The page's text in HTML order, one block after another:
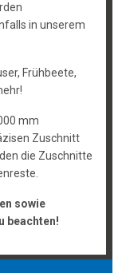
in unserem
Frühbeete,
mm
Zuschnitt
die Zuschnitte
sowie
beachten!